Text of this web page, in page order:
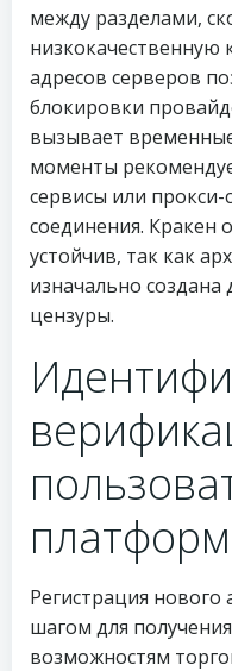
между разделами,
низкокачественную
адресов серверов
блокировки
вызывает
моменты
сервисы или
соединения. Кракен
устойчив, так как
изначально создана
цензуры.
Регистрация нового
шагом для
возможностям